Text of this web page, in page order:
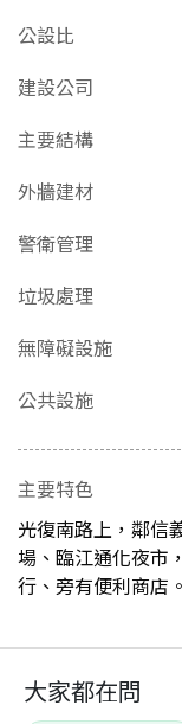
公設比
建設公司
主要結構
外牆建材
警衛管理
垃圾處理
無障礙設施
公共設施
主要特色
光復南路上，鄰信
場、臨江通化夜市
行、旁有便利商店
大家都在問